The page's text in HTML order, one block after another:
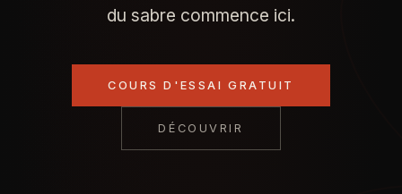
du sabre commence ici.
COURS D'ESSAI GRATUIT
DÉCOUVRIR